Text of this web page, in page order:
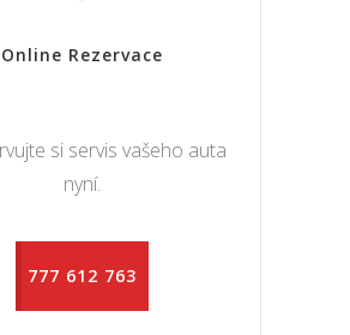
Online Rezervace
si servis vašeho auta
nyní.
777 612 763